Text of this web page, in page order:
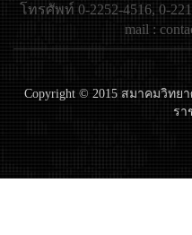
โทรศัพท์ 0-2252-4516, 0-
mail :
Copyright © 2015 สมาคมวิท
รา